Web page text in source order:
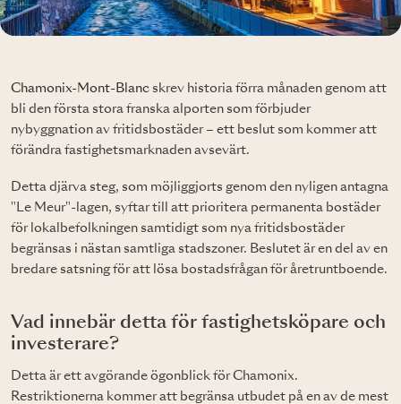
Chamonix-Mont-Blanc skrev historia förra månaden genom att
bli den första stora franska alporten som förbjuder
nybyggnation av fritidsbostäder – ett beslut som kommer att
förändra fastighetsmarknaden avsevärt.
Detta djärva steg, som möjliggjorts genom den nyligen antagna
"Le Meur"-lagen, syftar till att prioritera permanenta bostäder
för lokalbefolkningen samtidigt som nya fritidsbostäder
begränsas i nästan samtliga stadszoner. Beslutet är en del av en
bredare satsning för att lösa bostadsfrågan för åretruntboende.
Vad innebär detta för fastighetsköpare och
investerare?
Detta är ett avgörande ögonblick för Chamonix.
Restriktionerna kommer att begränsa utbudet på en av de mest